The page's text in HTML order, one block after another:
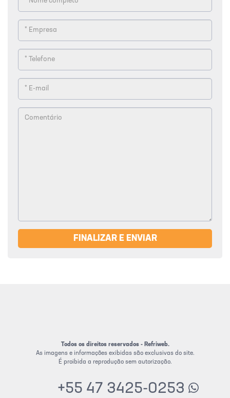
FINALIZAR E ENVIAR
Todos os direitos reservados - Refriweb.
As imagens e informações exibidas são exclusivas do site.
É proibida a reprodução sem autorização.
+55 47 3425-0253